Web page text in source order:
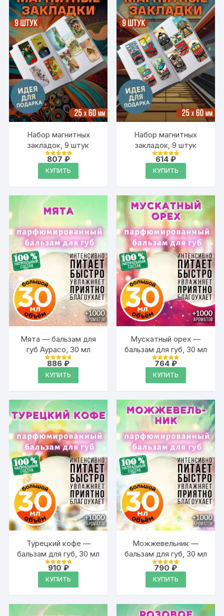
Набор магнитных
закладок, 9 штук
Оценка
из 5
807 ₽
КУПИТЬ
Набор магнитных
закладок, 9 штук
Оценка
из 5
614 ₽
КУПИТЬ
Мята — бальзам для
губ Аурасо, 30 мл
Оценка
из 5
886₽
КУПИТЬ
Мускатный орех —
бальзам для губ, 30 мл
Оценка
из 5
764 ₽
КУПИТЬ
Турецкий кофе —
бальзам для губ, 30 мл
Оценка
из 5
910 ₽
КУПИТЬ
Можжевельник —
бальзам для губ, 30 мл
Оценка
из 5
790₽
КУПИТЬ